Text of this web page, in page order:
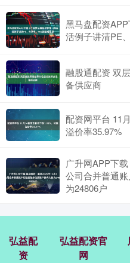
黑马盘配资
活例子讲清PE
融股通配资 双
备供应商
配资网平台 11
溢价率35.97%
广升网APP下
公司合并普通
为24806户
弘益配
资
弘益配资官
网